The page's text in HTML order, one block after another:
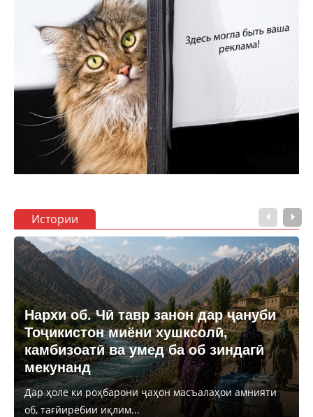
Истории
Нархи об. Чӣ тавр занон дар ҷануби
Тоҷикистон миёни хушксолӣ,
камбизоатӣ ва умед ба об зиндагӣ
мекунанд
Дар ҳоле ки роҳбарони ҷаҳон масъалаҳои амнияти
об, тағйирёбии иқлим...